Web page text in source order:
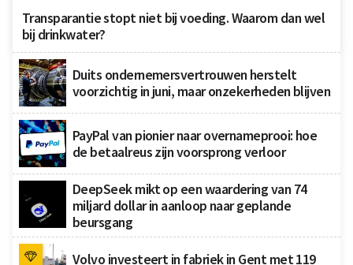
Transparantie stopt niet bij voeding. Waarom dan wel
bij drinkwater?
Duits ondernemersvertrouwen herstelt
voorzichtig in juni, maar onzekerheden blijven
PayPal van pionier naar overnameprooi: hoe
de betaalreus zijn voorsprong verloor
DeepSeek mikt op een waardering van 74
miljard dollar in aanloop naar geplande
beursgang
Volvo investeert in fabriek in Gent met 119